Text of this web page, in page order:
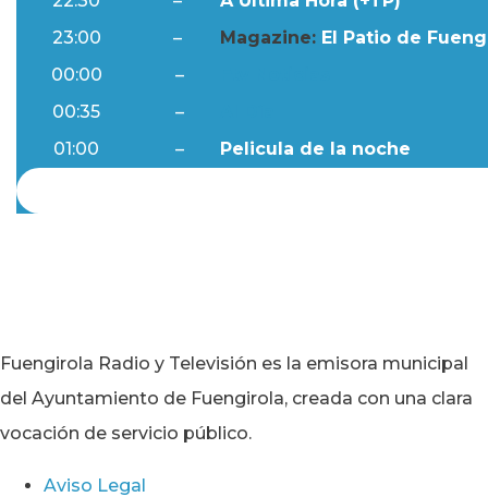
23:00
– Magazine: El Patio de
00:00
–
00:35
–
01:00
– Pelicula de la noche
Fuengirola Radio y Televisión es la emisora municipal
del Ayuntamiento de Fuengirola, creada con una clara
vocación de servicio público.
Aviso Legal